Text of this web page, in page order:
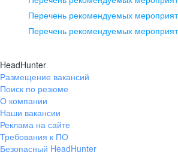
pr@ural.hh.ru
помещение 21
+7 383 207-94-64
pr@nsk.hh.ru
Перечень рекомендуемых
Перечень рекомендуемых
HeadHunter
Размещение вакансий
Поиск по резюме
О компании
Наши вакансии
Реклама на сайте
Требования к ПО
Безопасный HeadHunter